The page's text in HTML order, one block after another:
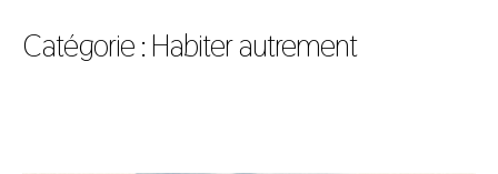
Catégorie :Habiter autrement